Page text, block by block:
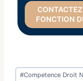
FONCTION
#Competence Droit